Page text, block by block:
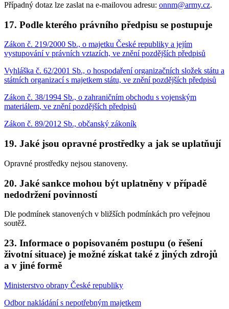
Případný dotaz lze zaslat na e-mailovou adresu: onnm@army.cz.
17. Podle kterého právního předpisu se postupuje
Zákon č. 219/2000 Sb., o majetku České republiky a jejím
vystupování v právních vztazích, ve znění pozdějších předpisů
Vyhláška č. 62/2001 Sb., o hospodaření organizačních složek státu a
státních organizací s majetkem státu, ve znění pozdějších předpisů
Zákon č. 38/1994 Sb., o zahraničním obchodu s vojenským
materiálem, ve znění pozdějších předpisů
Zákon č. 89/2012 Sb., občanský zákoník
19. Jaké jsou opravné prostředky a jak se uplatňují
Opravné prostředky nejsou stanoveny.
20. Jaké sankce mohou být uplatněny v případě
nedodržení povinností
Dle podmínek stanovených v bližších podmínkách pro veřejnou
soutěž.
23. Informace o popisovaném postupu (o řešení
životní situace) je možné získat také z jiných zdrojů
a v jiné formě
Ministerstvo obrany České republiky
Odbor nakládání s nepotřebným majetkem